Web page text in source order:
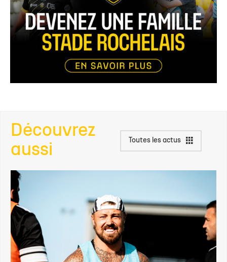
Découvrez
aussi
Toutes les actus